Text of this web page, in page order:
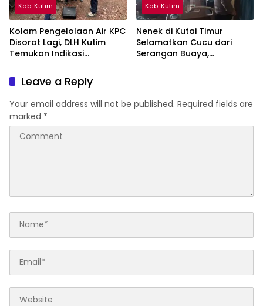
Kab. Kutim
Kolam Pengelolaan Air KPC
Disorot Lagi, DLH Kutim
Temukan Indikasi
Kab. Kutim
Nenek di Kutai Timur
Selamatkan Cucu dari
Serangan Buaya,
Leave a Reply
Your email address will not be published. Required fields are
marked *